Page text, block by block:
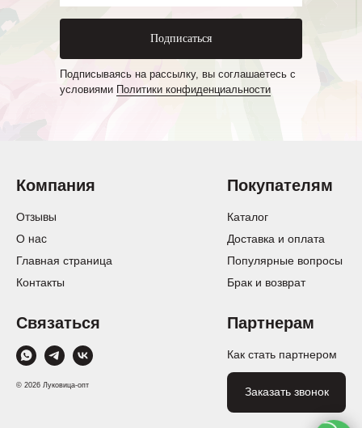
Подписаться
Подписываясь на рассылку, вы соглашаетесь с
условиями Политики конфиденциальности
Компания Покупателям
Партнерам
О нас
Главная страница
Контакты
Каталог
Доставка и оплата
Популярные вопросы
Брак и возврат
Как стать партнером
Заказать звонок
© 2026 Луковица-опт
Отзывы
Связаться